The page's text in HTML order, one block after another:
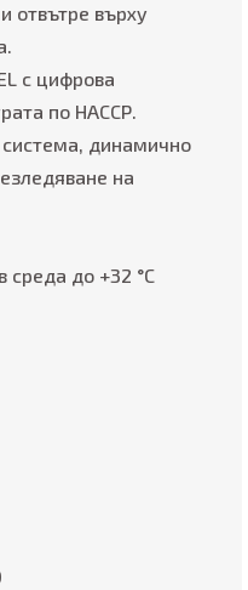
отвътре върху
с цифровa
по НАССР.
динамично
на
среда до +32 °C